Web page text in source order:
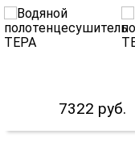
7322 руб.